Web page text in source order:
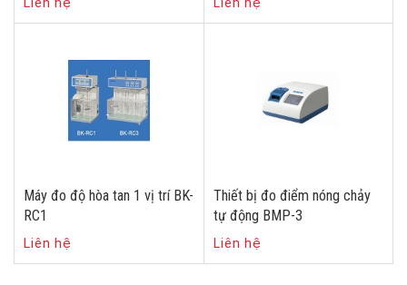
Máy đo độ hòa tan 1 vị trí BK-
RC1
Liên hệ
Thiết bị đo điểm nóng chảy
tự động BMP-3
Liên hệ